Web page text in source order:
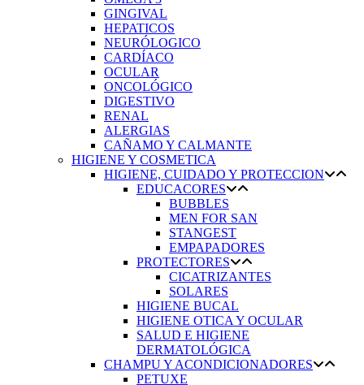
GINGIVAL
HEPATICOS
NEURÓLOGICO
CARDÍACO
OCULAR
ONCOLÓGICO
DIGESTIVO
RENAL
ALERGIAS
CAÑAMO Y CALMANTE
HIGIENE Y COSMETICA
HIGIENE, CUIDADO Y PROTECCION
EDUCACORES
BUBBLES
MEN FOR SAN
STANGEST
EMPAPADORES
PROTECTORES
CICATRIZANTES
SOLARES
HIGIENE BUCAL
HIGIENE OTICA Y OCULAR
SALUD E HIGIENE
DERMATOLÓGICA
CHAMPU Y ACONDICIONADORES
PETUXE